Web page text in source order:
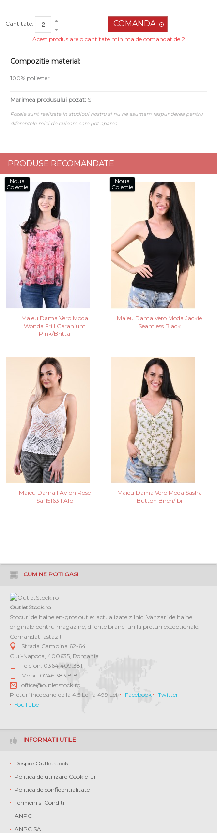
Cantitate:
Acest produs are o cantitate minima de comandat de 2
Compozitie material:
100% poliester
Marimea produsului pozat: S
Pozele sunt realizate in studioul nostru si nu ne asumam raspunderea pentru
diferentele mici de culoare care pot aparea.
PRODUSE RECOMANDATE
Noua
Colectie
Maieu Dama Vero Moda
Wonda Frill Geranium
Pink/Britta
Noua
Colectie
Maieu Dama Vero Moda Jackie
Seamless Black
Maieu Dama I Avion Rose
Saf15163 I Alb
Maieu Dama Vero Moda Sasha
Button Birch/Ibi
CUM NE POTI GASI
OutletStock.ro
Stocuri de haine en-gros outlet actualizate zilnic. Vanzari de haine
originale pentru magazine, diferite brand-uri la preturi exceptionale.
Comandati astazi!
Strada Campina 62-64
Cluj-Napoca 400635 Romania
Telefon: 0364 409.381
Mobil: 0746.383.818
office@outletstock.ro
Preturi incepand de la 4.5 Lei la 499 Lei.
Facebook
Twitter
YouTube
INFORMATII UTILE
Despre Outletstock
Politica de utilizare Cookie-uri
Politica de confidentialitate
Termeni si Conditii
ANPC
ANPC SAL